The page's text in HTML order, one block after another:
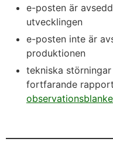
e-posten är
utvecklingen
e-posten inte är
produktionen
tekniska
fortfarande